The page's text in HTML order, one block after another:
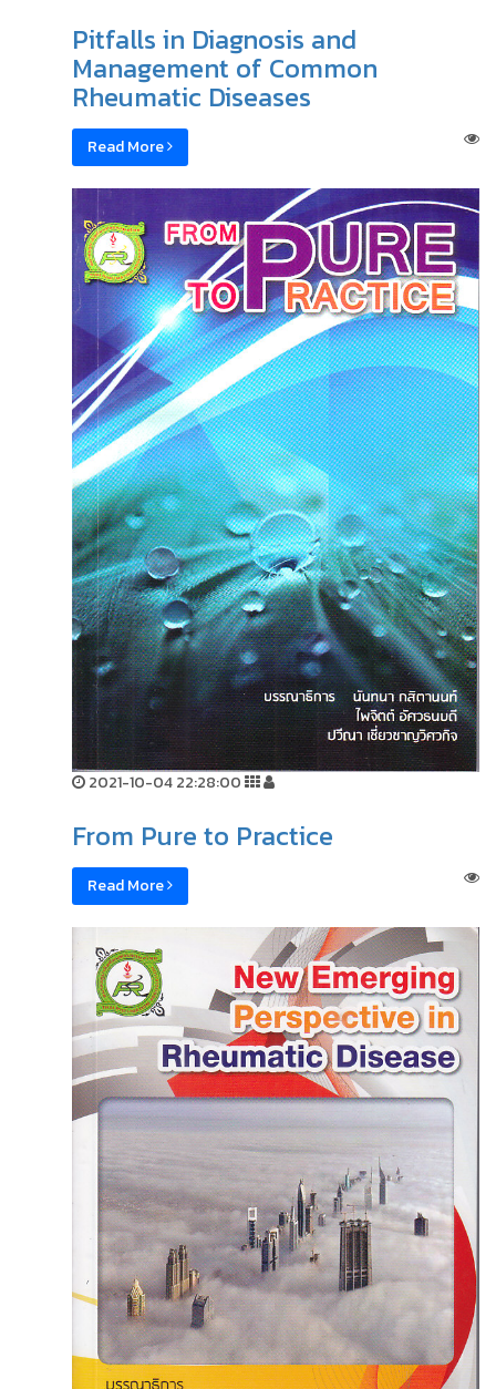
Pitfalls in Diagnosis and
Management of Common
Rheumatic Diseases
Read More
2021-10-04 22:28:00
From Pure to Practice
Read More